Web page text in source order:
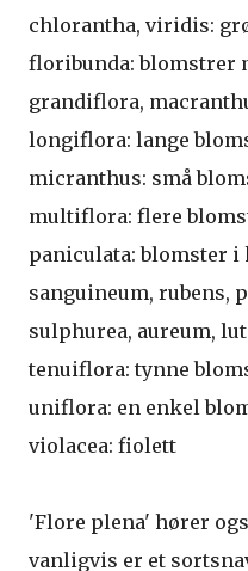
chlorantha, viridis:
floribunda: blomstrer
grandiflora,
longiflora: lange
micranthus: små
multiflora: flere
paniculata: blomster i
sanguineum, rubens,
sulphurea, aureum,
tenuiflora: tynne
uniflora: en enkel
violacea: fiolett
'Flore plena' hører
vanligvis er et